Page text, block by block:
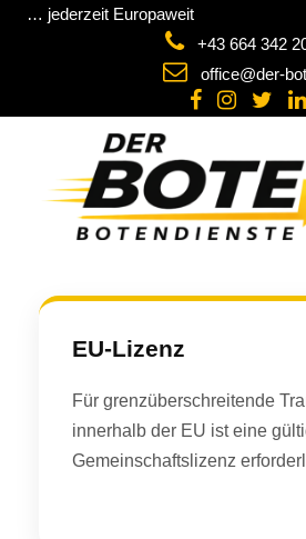
… jederzeit Europaweit
+43 664 342
office@der-
EU-Lizenz
Für grenzüberschreitende
innerhalb der EU ist eine
Gemeinschaftslizenz